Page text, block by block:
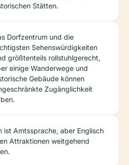
Stätten.
Dorfzentrum und die
Sehenswürdigkeiten
größtenteils rollstuhlgerecht,
einige Wanderwege und
Gebäude können
Zugänglichkeit
ist Amtssprache, aber Englisch
Attraktionen weitgehend